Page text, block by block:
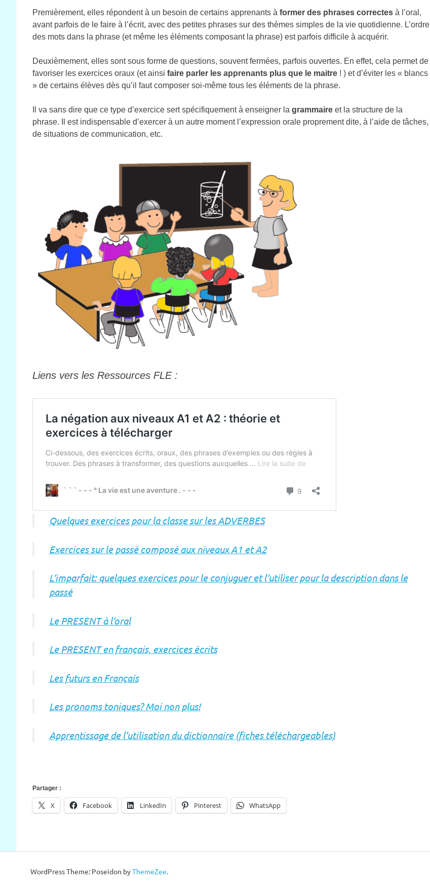
Premièrement, elles répondent à un besoin de certains apprenants à former des phrases correctes à l’oral,
avant parfois de le faire à l’écrit, avec des petites phrases sur des thèmes simples de la vie quotidienne. L’ordre
des mots dans la phrase (et même les éléments composant la phrase) est parfois difficile à acquérir.
Deuxièmement, elles sont sous forme de questions, souvent fermées, parfois ouvertes. En effet, cela permet de
favoriser les exercices oraux (et ainsi faire parler les apprenants plus que le maitre ! ) et d’éviter les « blancs
» de certains élèves dès qu’il faut composer soi-même tous les éléments de la phrase.
Il va sans dire que ce type d’exercice sert spécifiquement à enseigner la grammaire et la structure de la
phrase. Il est indispensable d’exercer à un autre moment l’expression orale proprement dite, à l’aide de tâches,
de situations de communication, etc.
Liens vers les Ressources FLE :
Quelques exercices pour la classe sur les ADVERBES
Exercices sur le passé composé aux niveaux A1 et A2
L’imparfait: quelques exercices pour le conjuguer et l’utiliser pour la description dans le
passé
Le PRESENT à l’oral
Le PRESENT en français, exercices écrits
Les futurs en Français
Les pronoms toniques? Moi non plus!
Apprentissage de l’utilisation du dictionnaire (fiches téléchargeables)
Partager :
X Facebook LinkedIn Pinterest WhatsApp
WordPress Theme: Poseidon byThemeZee.